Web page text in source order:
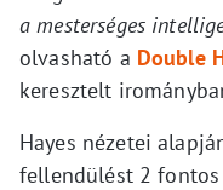
a mesterséges
olvasható a Double
keresztelt
Hayes nézetei
fellendülést 2 fontos